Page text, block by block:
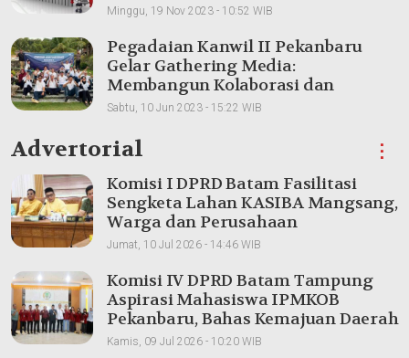
Minggu, 19 Nov 2023 - 10:52 WIB
Pegadaian Kanwil II Pekanbaru
Gelar Gathering Media:
Membangun Kolaborasi dan
Meningkatkan Pemahaman Produk
Sabtu, 10 Jun 2023 - 15:22 WIB
Advertorial ⋮
Komisi I DPRD Batam Fasilitasi
Sengketa Lahan KASIBA Mangsang,
Warga dan Perusahaan
Dipertemukan
Jumat, 10 Jul 2026 - 14:46 WIB
Komisi IV DPRD Batam Tampung
Aspirasi Mahasiswa IPMKOB
Pekanbaru, Bahas Kemajuan Daerah
Kamis, 09 Jul 2026 - 10:20 WIB